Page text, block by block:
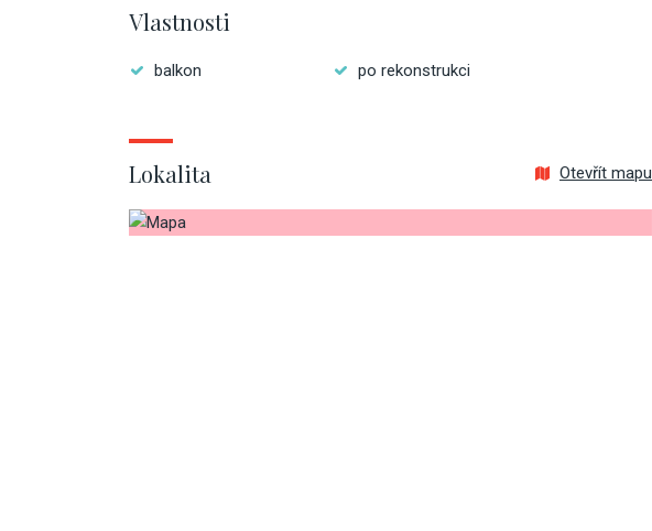
Vlastnosti
balkon po rekonstrukci
Lokalita Otevřít mapu